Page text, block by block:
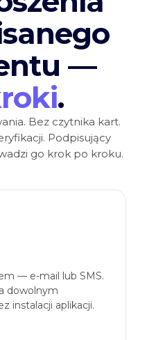
—
.
Bez czytnika kart.
Podpisujący
go krok po kroku.
— e-mail lub SMS.
dowolnym
instalacji aplikacji.